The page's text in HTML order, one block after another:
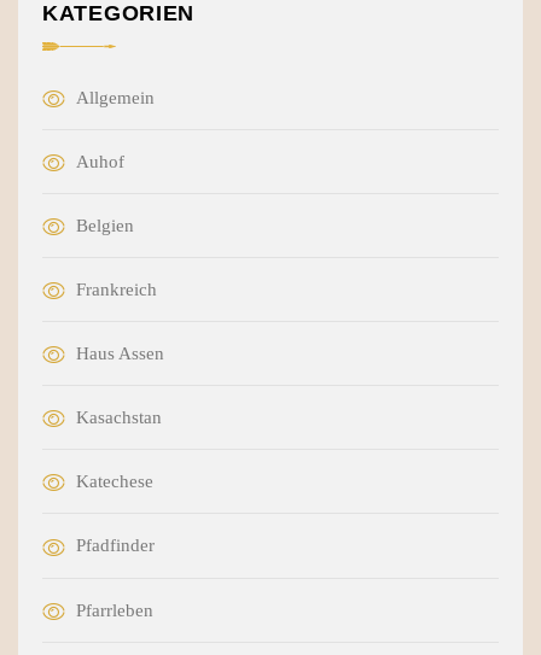
KATEGORIEN
Allgemein
Auhof
Belgien
Frankreich
Haus Assen
Kasachstan
Katechese
Pfadfinder
Pfarrleben